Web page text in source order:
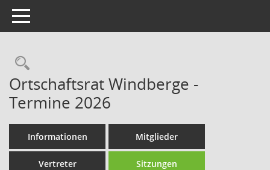
Toggle navigation
Rechercheauswahl
Ortschaftsrat Windberge -
Termine 2026
Informationen Mitglieder
Vertreter Sitzungen